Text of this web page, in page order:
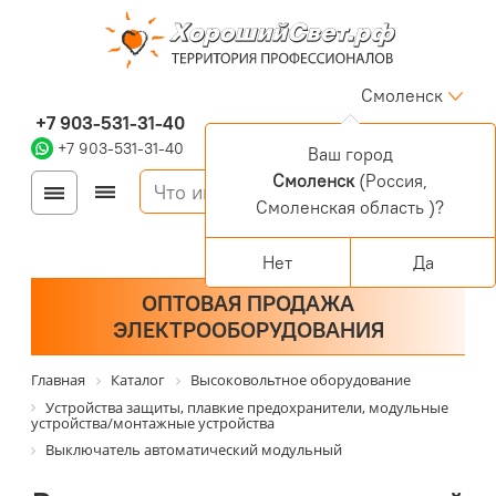
+7 903-531-31-40
+7 903-531-31-40
Смоленск
Войти
Регистрация
Корзина
0 позиций
ОПТОВАЯ ПРОДАЖА
ЭЛЕКТРООБОРУДОВАНИЯ
Главная Каталог
Высоковольтное оборудование
Устройства защиты, плавкие предохранители, модульные
устройства/монтажные устройства
Выключатель автоматический модульный
Ваш город
Смоленск(Россия,
Смоленская область )?
Нет Да